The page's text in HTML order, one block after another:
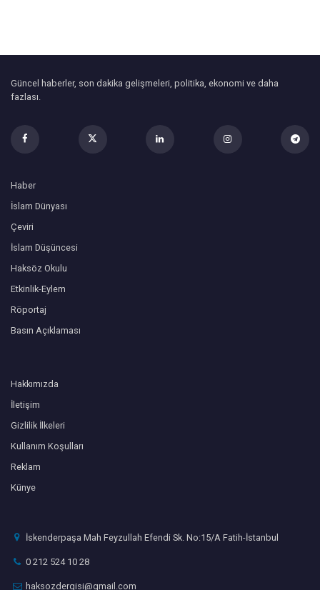
Güncel haberler, son dakika gelişmeleri, politika, ekonomi ve daha
fazlası.
Haber
İslam Dünyası
Çeviri
İslam Düşüncesi
Haksöz Okulu
Etkinlik-Eylem
Röportaj
Basın Açıklaması
Hakkımızda
İletişim
Gizlilik İlkeleri
Kullanım Koşulları
Reklam
Künye
İskenderpaşa Mah Feyzullah Efendi Sk. No:15/A Fatih-İstanbul
0 212 524 10 28
haksozdergisi@gmail.com